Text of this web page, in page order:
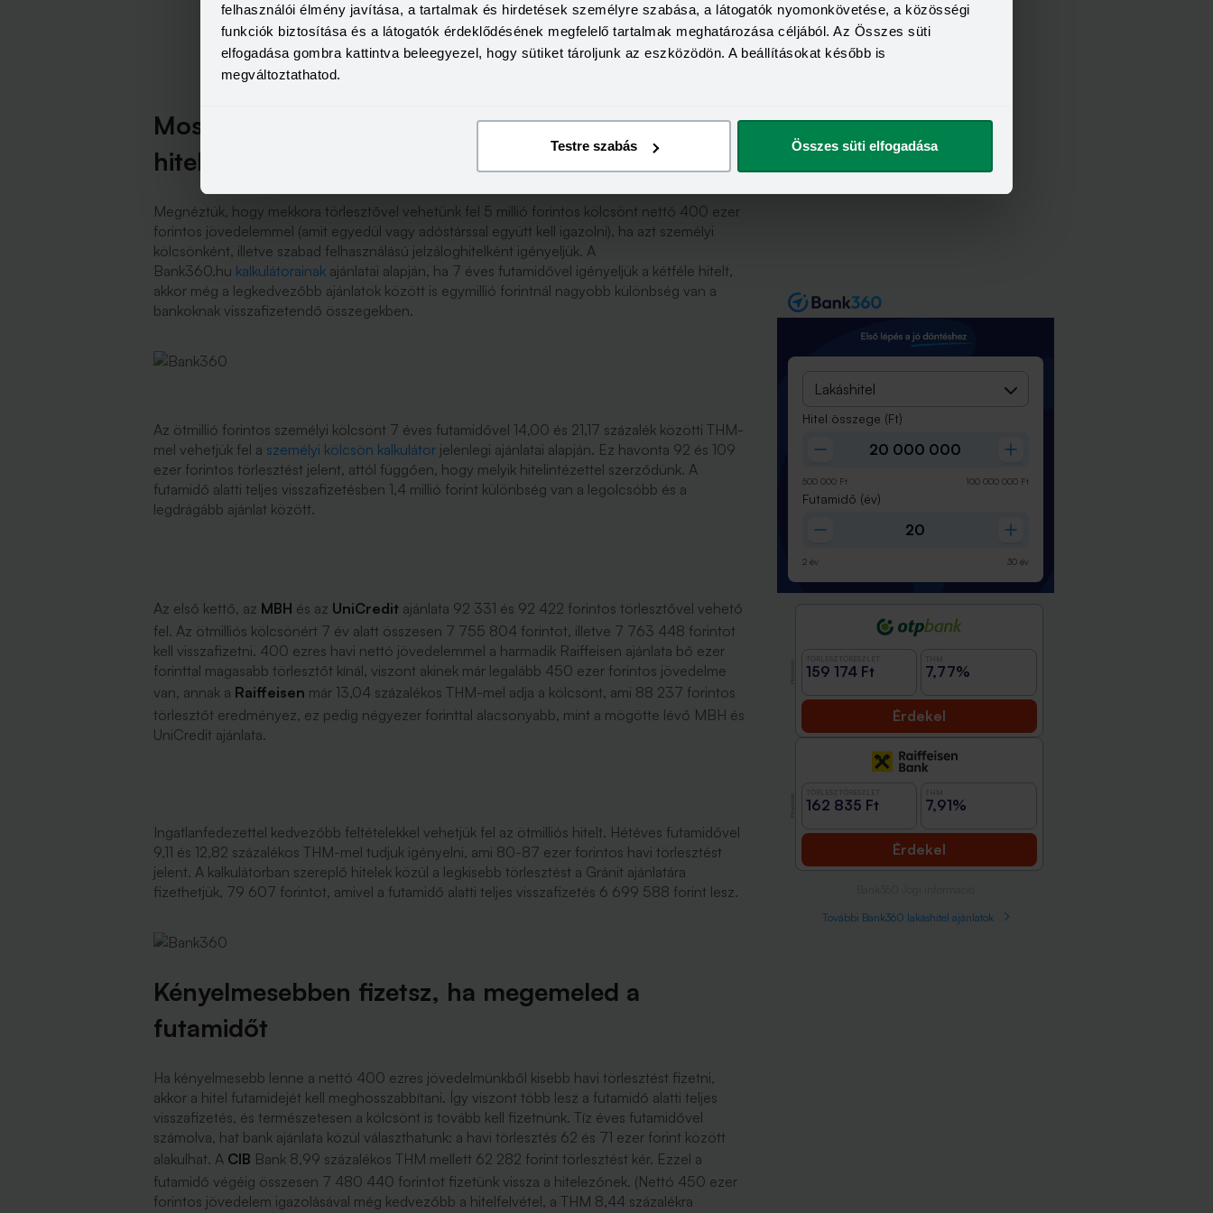
felhasználói élmény javítása, a tartalmak és hirdetések személyre szabása, a látogatók nyomonkövetése, a közösségi
funkciók biztosítása és a látogatók érdeklődésének megfelelő tartalmak meghatározása céljából. Az Összes süti
elfogadása gombra kattintva beleegyezel, hogy sütiket tároljunk az eszközödön. A beállításokat később is
megváltoztathatod.
Testre szabás Összes süti elfogadása
Most ennyi törlesztőt fizetsz az 5 millió forintos
hitelre
Megnéztük, hogy mekkora törlesztővel vehetünk fel 5 millió forintos kölcsönt nettó 400 ezer
forintos jövedelemmel (amit egyedül vagy adóstárssal együtt kell igazolni), ha azt személyi
kölcsönként, illetve szabad felhasználású jelzáloghitelként igényeljük. A
Bank360.hu kalkulátorainak ajánlatai alapján, ha 7 éves futamidővel igényeljük a kétféle hitelt,
akkor még a legkedvezőbb ajánlatok között is egymillió forintnál nagyobb különbség van a
bankoknak visszafizetendő összegekben.
Az ötmillió forintos személyi kölcsönt 7 éves futamidővel 14,00 és 21,17 százalék közötti THM-
mel vehetjük fel a személyi kölcsön kalkulátor jelenlegi ajánlatai alapján. Ez havonta 92 és 109
ezer forintos törlesztést jelent, attól függően, hogy melyik hitelintézettel szerződünk. A
futamidő alatti teljes visszafizetésben 1,4 millió forint különbség van a legolcsóbb és a
legdrágább ajánlat között.
Az első kettő, az MBH és az UniCredit ajánlata 92 331 és 92 422 forintos törlesztővel vehető
fel. Az ötmilliós kölcsönért 7 év alatt összesen 7 755 804 forintot, illetve 7 763 448 forintot
kell visszafizetni. 400 ezres havi nettó jövedelemmel a harmadik Raiffeisen ajánlata bő ezer
forinttal magasabb törlesztőt kínál, viszont akinek már legalább 450 ezer forintos jövedelme
van, annak a Raiffeisen már 13,04 százalékos THM-mel adja a kölcsönt, ami 88 237 forintos
törlesztőt eredményez, ez pedig négyezer forinttal alacsonyabb, mint a mögötte lévő MBH és
UniCredit ajánlata.
Ingatlanfedezettel kedvezőbb feltételekkel vehetjük fel az ötmilliós hitelt. Hétéves futamidővel
9,11 és 12,82 százalékos THM-mel tudjuk igényelni, ami 80-87 ezer forintos havi törlesztést
jelent. A kalkulátorban szereplő hitelek közül a legkisebb törlesztést a Gránit ajánlatára
fizethetjük, 79 607 forintot, amivel a futamidő alatti teljes visszafizetés 6 699 588 forint lesz.
Kényelmesebben fizetsz, ha megemeled a
futamidőt
Ha kényelmesebb lenne a nettó 400 ezres jövedelmünkből kisebb havi törlesztést fizetni,
akkor a hitel futamidejét kell meghosszabbítani. Így viszont több lesz a futamidő alatti teljes
visszafizetés, és természetesen a kölcsönt is tovább kell fizetnünk. Tíz éves futamidővel
számolva, hat bank ajánlata közül választhatunk: a havi törlesztés 62 és 71 ezer forint között
alakulhat. A CIB Bank 8,99 százalékos THM mellett 62 282 forint törlesztést kér. Ezzel a
futamidő végéig összesen 7 480 440 forintot fizetünk vissza a hitelezőnek. (Nettó 450 ezer
forintos jövedelem igazolásával még kedvezőbb a hitelfelvétel, a THM 8,44 százalékra
különbség a lakossági hitel- és
betétállomány között.
Lakáshitel
Hitel összege (Ft)
500 000 Ft 100 000 000 Ft
Futamidő (év)
2 év 30 év
159 174 Ft 7,77%
Érdekel
162 835 Ft 7,91%
Érdekel
További Bank360 lakáshitel ajánlatok